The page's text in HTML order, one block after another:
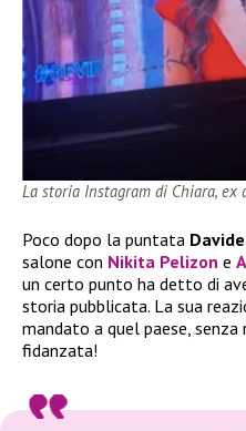
La storia Instagram di Chiara, ex
Poco dopo la puntata
salone con Nikita Pelizon e
un certo punto ha detto di
storia pubblicata. La sua
mandato a quel paese,
fidanzata!